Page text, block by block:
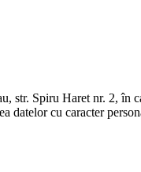
str. Spiru Haret nr. 2, în
datelor cu caracter